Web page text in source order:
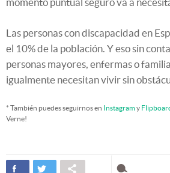
momento puntual seguro va a
Las personas con discapacidad en
el 10% de la población. Y eso sin
personas mayores, enfermas o
igualmente necesitan vivir sin
* También puedes seguirnos en Instagramy
Verne!